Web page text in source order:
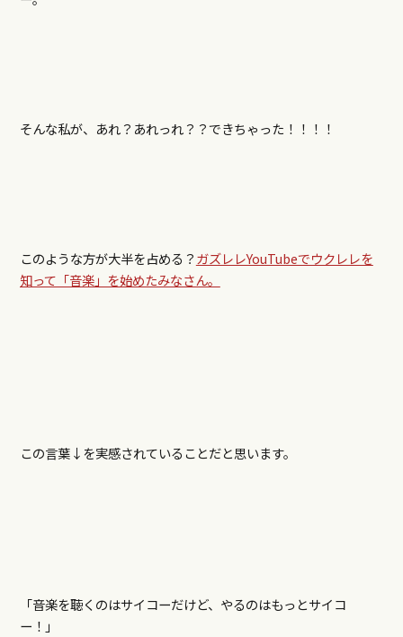
そんな私が、あれ？あれっれ？？できちゃった！！！！
このような方が大半を占める？ガズレレYouTubeでウクレレを
知って「音楽」を始めたみなさん。
この言葉↓を実感されていることだと思います。
「音楽を聴くのはサイコーだけど、やるのはもっとサイコ
ー！」